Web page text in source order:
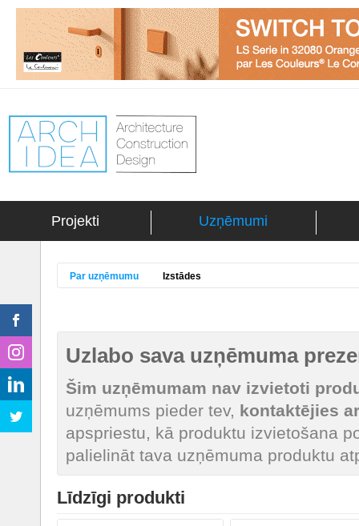
Projekti Uzņēmumi
Par uzņēmumu Izstādes
Uzlabo sava uzņēmuma
Šim uzņēmumam nav izvietoti
uzņēmums pieder tev, kontaktējies
apspriestu, kā produktu izvietošana
palielināt tava uzņēmuma produktu
Līdzīgi produkti